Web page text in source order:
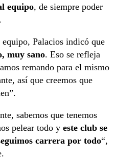
equipo, de siempre poder
Palacios indicó que
muy sano. Eso se refleja
remando para el mismo
así que creemos que
sabemos que tenemos
pelear todo y este club se
carrera por todo“,